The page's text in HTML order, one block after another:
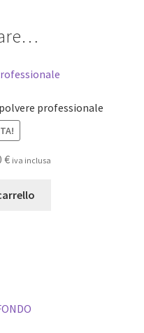
professionale
€Il
attuale
iva inclusa